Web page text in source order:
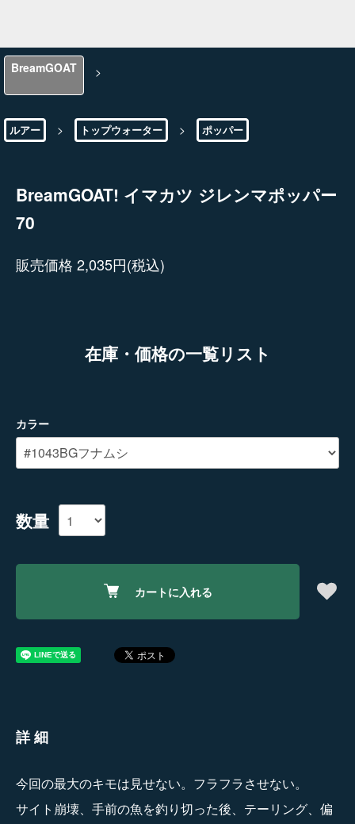
BreamGOAT >
ルアー > トップウォーター > ポッパー
BreamGOAT! イマカツ ジレンマポッパー
70
販売価格 2,035円(税込)
在庫・価格の一覧リスト
カラー
数量
カートに入れる
詳細
今回の最大のキモは見せない。フラフラさせない。
サイト崩壊、手前の魚を釣り切った後、テーリング、偏